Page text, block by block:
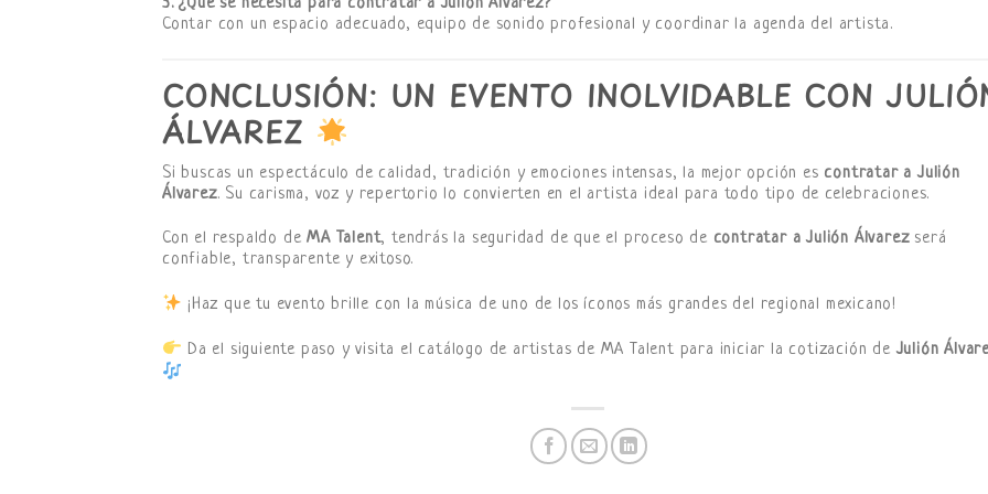
Contar con un espacio adecuado, equipo de sonido profesional y coordinar la agenda del artista.
CONCLUSIÓN: UN EVENTO INOLVIDABLE CON
ÁLVAREZ
Si buscas un espectáculo de calidad, tradición y emociones intensas, la mejor opción es contratar a Julión
Álvarez. Su carisma, voz y repertorio lo convierten en el artista ideal para todo tipo de celebraciones.
Con el respaldo deMA Talent, tendrás la seguridad de que el proceso de contratar a Julión Álvarezserá
confiable, transparente y exitoso.
¡Haz que tu evento brille con la música de uno de los íconos más grandes del regional mexicano!
Da el siguiente paso y visita el catálogo de artistas de MA Talent para iniciar la cotización deJulión